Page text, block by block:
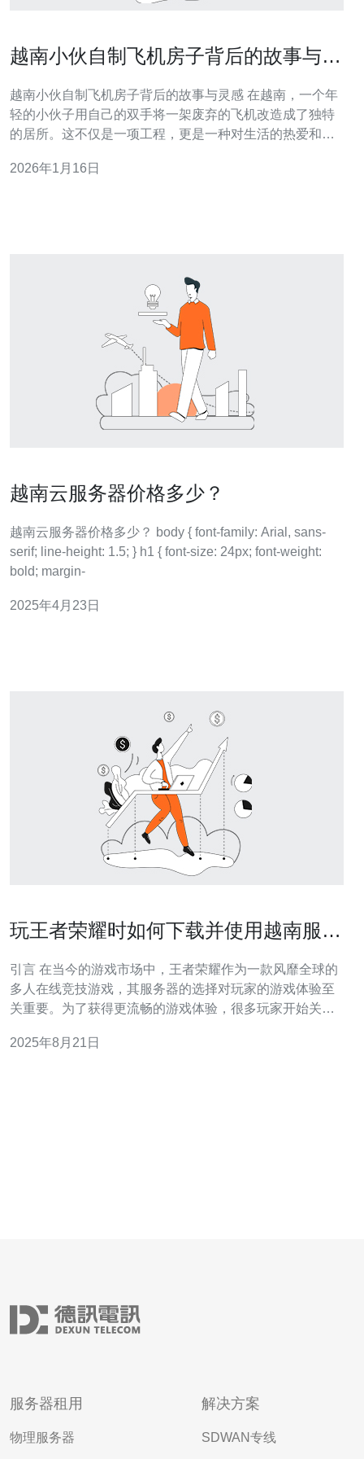
越南小伙自制飞机房子背后的故事与灵
越南小伙自制飞机房子背后的故事与灵感 在越南，一个年
轻的小伙子用自己的双手将一架废弃的飞机改造成了独特
的居所。这不仅是一项工程，更是一种对生活的热爱和对
步骤和实现过程，让你也能从中获得启发。 以下是本文的
2026年1月16日
越南云服务器价格多少？
越南云服务器价格多少？ body { font-family: Arial, sans-
serif; line-height: 1.5; } h1 { font-size: 24px; font-weight:
bold; margin-
2025年4月23日
玩王者荣耀时如何下载并使用越南服务
引言 在当今的游戏市场中，王者荣耀作为一款风靡全球的
多人在线竞技游戏，其服务器的选择对玩家的游戏体验至
关重要。为了获得更流畅的游戏体验，很多玩家开始关注
选择之一。在本文中，我们将探讨如何下载并使用越南服
2025年8月21日
服务器租用
物理服务器
解决方案
SDWAN专线